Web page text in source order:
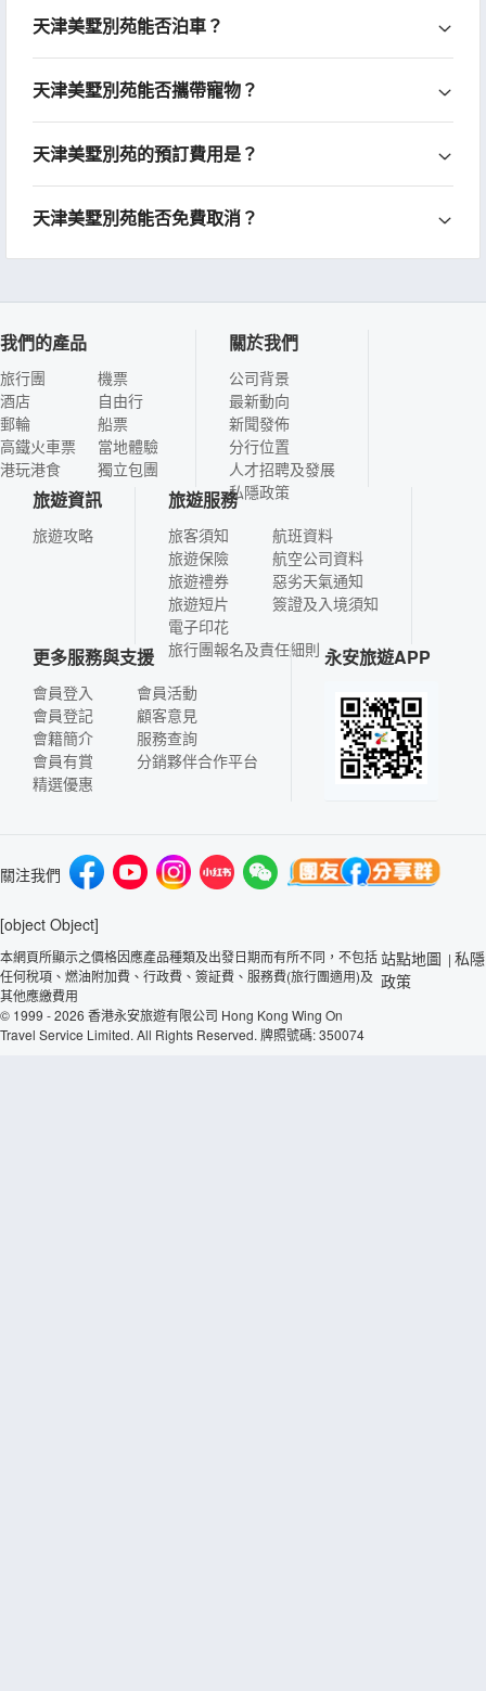
天津美墅別苑能否泊車？
天津美墅別苑能否攜帶寵物？
天津美墅別苑的預訂費用是？
天津美墅別苑能否免費取消？
我們的產品
旅行團
酒店
郵輪
高鐵火車票
港玩港食
機票
自由行
船票
當地體驗
獨立包團
關於我們
公司背景
最新動向
新聞發佈
分行位置
人才招聘及發展
私隱政策
旅遊資訊
旅遊攻略
旅遊服務
旅客須知
旅遊保險
旅遊禮券
旅遊短片
電子印花
航班資料
航空公司資料
惡劣天氣通知
簽證及入境須知
旅行團報名及責任細則
更多服務與支援
會員登入
會員登記
會籍簡介
會員有賞
精選優惠
會員活動
顧客意見
服務查詢
分銷夥伴合作平台
永安旅遊APP
關注我們
[object Object]
本網頁所顯示之價格因應產品種類及出發日期而有所不同，不包括
任何稅項、燃油附加費、行政費、簽証費、服務費(旅行團適用)及
其他應繳費用
© 1999 - 2026 香港永安旅遊有限公司 Hong Kong Wing On
Travel Service Limited. All Rights Reserved. 牌照號碼: 350074
站點地圖 | 私隱
政策